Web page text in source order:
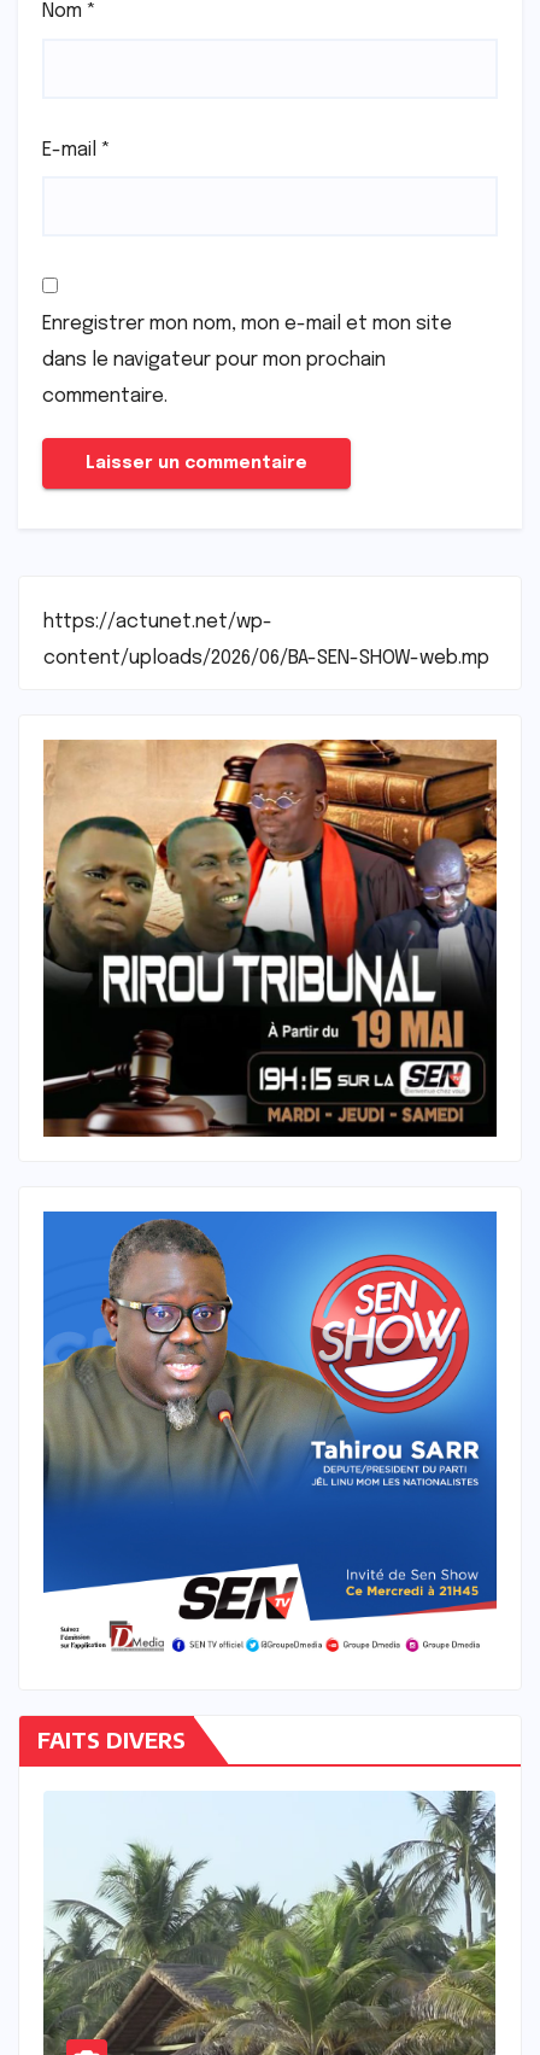
Nom *
E-mail *
Enregistrer mon nom, mon e-mail et mon site
dans le navigateur pour mon prochain
commentaire.
https://actunet.net/wp-
content/uploads/2026/06/BA-SEN-SHOW-web.mp
FAITS DIVERS